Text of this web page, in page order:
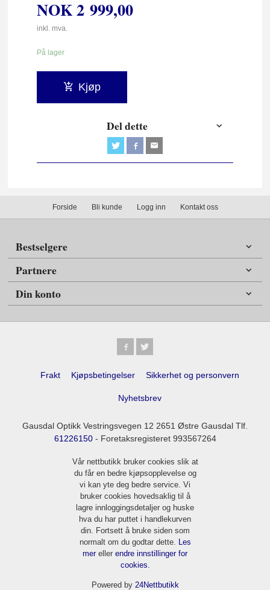
NOK2 999,00
inkl. mva.
På lager
Kjøp
Del dette
Forside Bli kunde Logg inn Kontakt oss
Bestselgere
Partnere
Din konto
Frakt Kjøpsbetingelser Sikkerhet og personvern
Nyhetsbrev
Gausdal Optikk Vestringsvegen 12 2651 Østre Gausdal Tlf.
61226150- Foretaksregisteret 993567264
Vår nettbutikk bruker cookies slik at
du får en bedre kjøpsopplevelse og
vi kan yte deg bedre service. Vi
bruker cookies hovedsaklig til å
lagre innloggingsdetaljer og huske
hva du har puttet i handlekurven
din. Fortsett å bruke siden som
normalt om du godtar dette. Les
mer eller endre innstillinger for
cookies.
Powered by 24Nettbutikk